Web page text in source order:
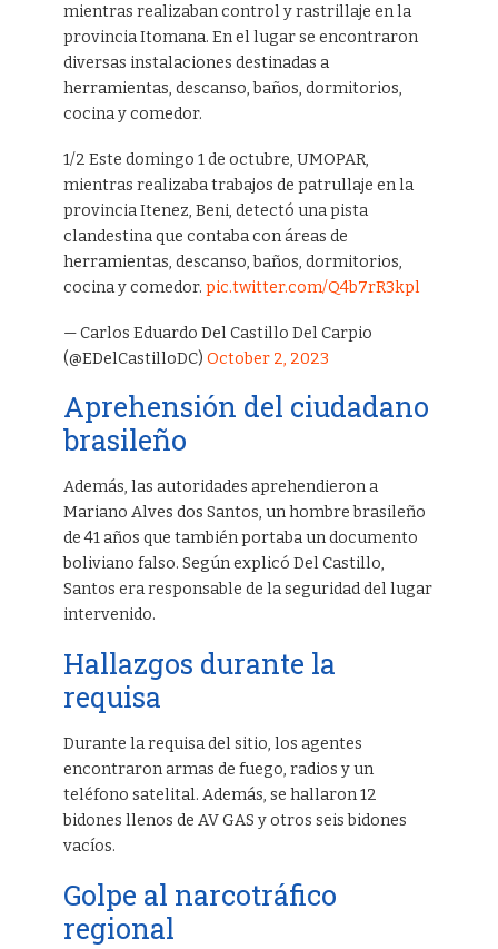
mientras realizaban control y rastrillaje en la
provincia Itomana. En el lugar se encontraron
diversas instalaciones destinadas a
herramientas, descanso, baños, dormitorios,
cocina y comedor.
1/2 Este domingo 1 de octubre, UMOPAR,
mientras realizaba trabajos de patrullaje en la
provincia Itenez, Beni, detectó una pista
clandestina que contaba con áreas de
herramientas, descanso, baños, dormitorios,
cocina y comedor. pic.twitter.com/Q4b7rR3kpl
— Carlos Eduardo Del Castillo Del Carpio
(@EDelCastilloDC) October 2, 2023
Aprehensión del ciudadano
brasileño
Además, las autoridades aprehendieron a
Mariano Alves dos Santos, un hombre brasileño
de 41 años que también portaba un documento
boliviano falso. Según explicó Del Castillo,
Santos era responsable de la seguridad del lugar
intervenido.
Hallazgos durante la
requisa
Durante la requisa del sitio, los agentes
encontraron armas de fuego, radios y un
teléfono satelital. Además, se hallaron 12
bidones llenos de AV GAS y otros seis bidones
vacíos.
Golpe al narcotráfico
regional